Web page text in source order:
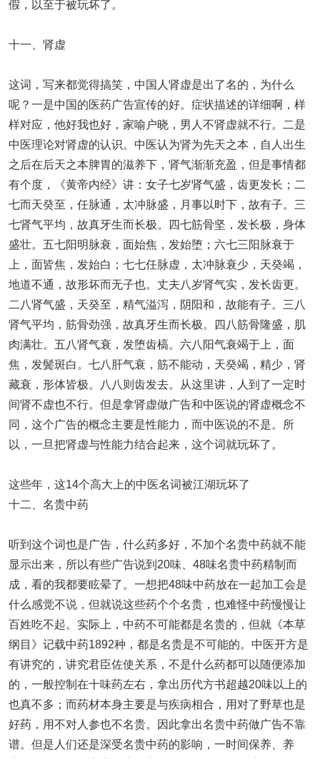
假，以至于被玩坏了。
十一、肾虚
这词，写来都觉得搞笑，中国人肾虚是出了名的，为什么
呢？一是中国的医药广告宣传的好。症状描述的详细啊，样
样对应，他好我也好，家喻户晓，男人不肾虚就不行。二是
中医理论对肾虚的认识。中医认为肾为先天之本，自人出生
之后在后天之本脾胃的滋养下，肾气渐渐充盈，但是事情都
有个度，《黄帝内经》讲：女子七岁肾气盛，齿更发长；二
七而天癸至，任脉通，太冲脉盛，月事以时下，故有子。三
七肾气平均，故真牙生而长极。四七筋骨坚，发长极，身体
盛壮。五七阳明脉衰，面始焦，发始堕；六七三阳脉衰于
上，面皆焦，发始白；七七任脉虚，太冲脉衰少，天癸竭，
地道不通，故形坏而无子也。丈夫八岁肾气实，发长齿更。
二八肾气盛，天癸至，精气溢泻，阴阳和，故能有子。三八
肾气平均，筋骨劲强，故真牙生而长极。四八筋骨隆盛，肌
肉满壮。五八肾气衰，发堕齿槁。六八阳气衰竭于上，面
焦，发鬓斑白。七八肝气衰，筋不能动，天癸竭，精少，肾
藏衰，形体皆极。八八则齿发去。从这里讲，人到了一定时
间肾不虚也不行。但是拿肾虚做广告和中医说的肾虚概念不
同，这个广告的概念主要是性能力，而中医说的不是。所
以，一旦把肾虚与性能力结合起来，这个词就玩坏了。
这些年，这14个高大上的中医名词被江湖玩坏了
十二、名贵中药
听到这个词也是广告，什么药多好，不加个名贵中药就不能
显示出来，所以有些广告说到20味、48味名贵中药精制而
成，看的我都要眩晕了。一想把48味中药放在一起加工会是
什么感觉不说，但就说这些药个个名贵，也难怪中药慢慢让
百姓吃不起。实际上，中药不可能都是名贵的，但就《本草
纲目》记载中药1892种，都是名贵是不可能的。中医开方是
有讲究的，讲究君臣佐使关系，不是什么药都可以随便添加
的，一般控制在十味药左右，拿出历代方书超越20味以上的
也真不多；而药材本身主要是与疾病相合，用对了野草也是
好药，用不对人参也不名贵。因此拿出名贵中药做广告不靠
谱。但是人们还是深受名贵中药的影响，一时间保养、养